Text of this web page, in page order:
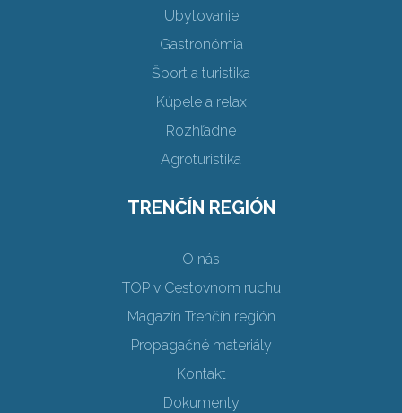
Ubytovanie
Gastronómia
Šport a turistika
Kúpele a relax
Rozhľadne
Agroturistika
TRENČÍN REGIÓN
O nás
TOP v Cestovnom ruchu
Magazín Trenčín región
Propagačné materiály
Kontakt
Dokumenty